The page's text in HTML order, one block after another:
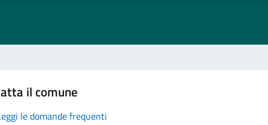
il comune
le domande frequenti